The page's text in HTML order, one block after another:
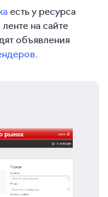
есть у ресурса
на сайте
объявления